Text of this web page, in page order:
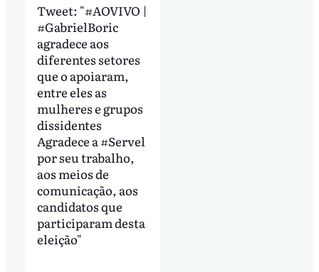
Tweet: "#AOVIVO |
#GabrielBoric
agradece aos
diferentes setores
que o apoiaram,
entre eles as
mulheres e grupos
dissidentes
Agradece a #Servel
por seu trabalho,
aos meios de
comunicação, aos
candidatos que
participaram desta
eleição"